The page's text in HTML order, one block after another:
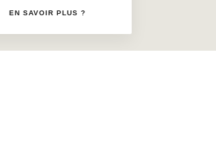
EN SAVOIR PLUS ?